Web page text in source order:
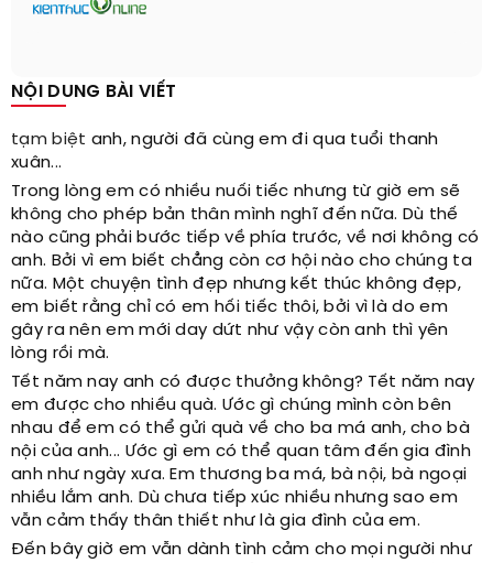
NỘI DUNG BÀI VIẾT
tạm biệt anh, người đã cùng em đi qua tuổi thanh
xuân...
Trong lòng em có nhiều nuối tiếc nhưng từ giờ em sẽ
không cho phép bản thân mình nghĩ đến nữa. Dù thế
nào cũng phải bước tiếp về phía trước, về nơi không có
anh. Bởi vì em biết chẳng còn cơ hội nào cho chúng ta
nữa. Một chuyện tình đẹp nhưng kết thúc không đẹp,
em biết rằng chỉ có em hối tiếc thôi, bởi vì là do em
gây ra nên em mới day dứt như vậy còn anh thì yên
lòng rồi mà.
Tết năm nay anh có được thưởng không? Tết năm nay
em được cho nhiều quà. Ước gì chúng mình còn bên
nhau để em có thể gửi quà về cho ba má anh, cho bà
nội của anh... Ước gì em có thể quan tâm đến gia đình
anh như ngày xưa. Em thương ba má, bà nội, bà ngoại
nhiều lắm anh. Dù chưa tiếp xúc nhiều nhưng sao em
vẫn cảm thấy thân thiết như là gia đình của em.
Đến bây giờ em vẫn dành tình cảm cho mọi người như